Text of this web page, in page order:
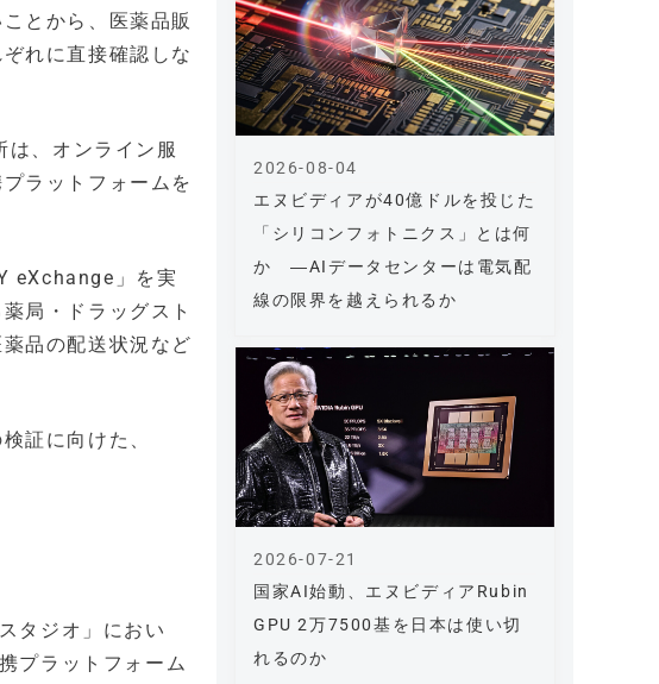
とから、医薬品販
れに直接確認しな
、オンライン服
ラットフォームを
eXchange」を実
局・ドラッグスト
品の配送状況など
証に向けた、
タジオ」におい
プラットフォーム
エヌビディアが40億ドルを投じた
「シリコンフォトニクス」とは何
か ―AIデータセンターは電気配
線の限界を越えられるか
2026-08-04
国家AI始動、エヌビディアRubin
GPU 2万7500基を日本は使い切
れるのか
2026-07-21